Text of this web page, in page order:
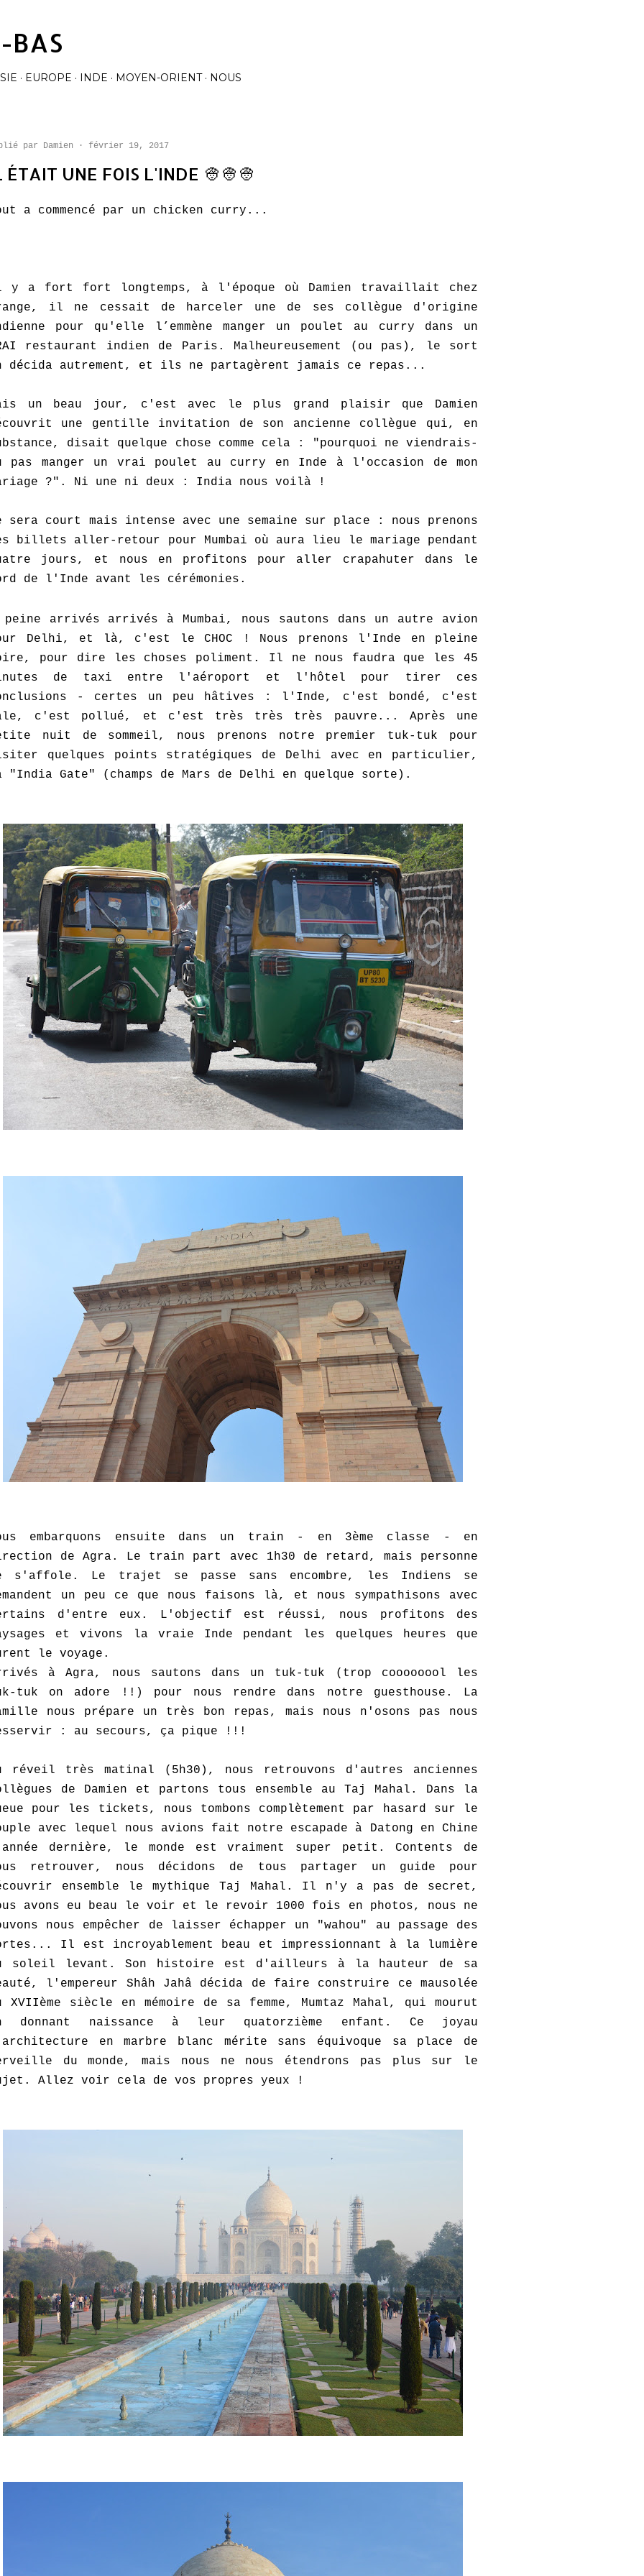
BAS
EUROPE INDE MOYEN-ORIENT NOUS
par Damien février 19, 2017
ÉTAIT UNE FOIS L'INDE 👳👳👳
a commencé par un chicken curry...
y a fort fort longtemps, à l'époque où Damien travaillait chez
il ne cessait de harceler une de ses collègue d'origine
pour qu'elle l’emmène manger un poulet au curry dans un
restaurant indien de Paris. Malheureusement (ou pas), le sort
décida autrement, et ils ne partagèrent jamais ce repas...
un beau jour, c'est avec le plus grand plaisir que Damien
une gentille invitation de son ancienne collègue qui, en
disait quelque chose comme cela : "pourquoi ne viendrais-
pas manger un vrai poulet au curry en Inde à l'occasion de mon
?". Ni une ni deux : India nous voilà !
sera court mais intense avec une semaine sur place : nous prenons
billets aller-retour pour Mumbai où aura lieu le mariage pendant
jours, et nous en profitons pour aller crapahuter dans le
de l'Inde avant les cérémonies.
peine arrivés arrivés à Mumbai, nous sautons dans un autre avion
Delhi, et là, c'est le CHOC ! Nous prenons l'Inde en pleine
pour dire les choses poliment. Il ne nous faudra que les 45
de taxi entre l'aéroport et l'hôtel pour tirer ces
- certes un peu hâtives : l'Inde, c'est bondé, c'est
c'est pollué, et c'est très très très pauvre... Après une
nuit de sommeil, nous prenons notre premier tuk-tuk pour
quelques points stratégiques de Delhi avec en particulier,
"India Gate" (champs de Mars de Delhi en quelque sorte).
embarquons ensuite dans un train - en 3ème classe - en
de Agra. Le train part avec 1h30 de retard, mais personne
s'affole. Le trajet se passe sans encombre, les Indiens se
un peu ce que nous faisons là, et nous sympathisons avec
d'entre eux. L'objectif est réussi, nous profitons des
et vivons la vraie Inde pendant les quelques heures que
le voyage.
à Agra, nous sautons dans un tuk-tuk (trop coooooool les
tuk on adore !!) pour nous rendre dans notre guesthouse. La
nous prépare un très bon repas, mais nous n'osons pas nous
: au secours, ça pique !!!
réveil très matinal (5h30), nous retrouvons d'autres anciennes
de Damien et partons tous ensemble au Taj Mahal. Dans la
pour les tickets, nous tombons complètement par hasard sur le
avec lequel nous avions fait notre escapade à Datong en Chine
dernière, le monde est vraiment super petit. Contents de
retrouver, nous décidons de tous partager un guide pour
ensemble le mythique Taj Mahal. Il n'y a pas de secret,
avons eu beau le voir et le revoir 1000 fois en photos, nous ne
nous empêcher de laisser échapper un "wahou" au passage des
Il est incroyablement beau et impressionnant à la lumière
soleil levant. Son histoire est d'ailleurs à la hauteur de sa
l'empereur Shâh Jahâ décida de faire construire ce mausolée
XVIIème siècle en mémoire de sa femme, Mumtaz Mahal, qui mourut
donnant naissance à leur quatorzième enfant. Ce joyau
en marbre blanc mérite sans équivoque sa place de
du monde, mais nous ne nous étendrons pas plus sur le
Allez voir cela de vos propres yeux !